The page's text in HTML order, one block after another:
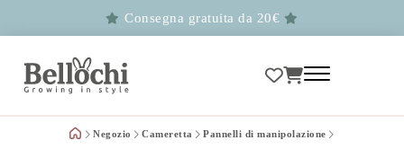
Consegna gratuita da 20€
Negozio Cameretta Pannelli di manipolazione